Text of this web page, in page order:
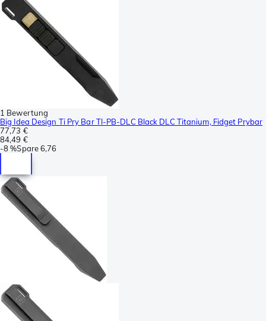
1 Bewertung
Big Idea Design Ti Pry Bar TI-PB-DLC Black DLC Titanium, Fidget Prybar
77,73 €
84,49 €
-8 %Spare6,76